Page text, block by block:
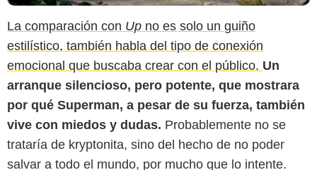
La comparación con Up no es solo un guiño
estilístico, también habla del tipo de conexión
emocional que buscaba crear con el público. Un
arranque silencioso, pero potente, que mostrara
por qué Superman, a pesar de su fuerza, también
vive con miedos y dudas. Probablemente no se
trataría de kryptonita, sino del hecho de no poder
salvar a todo el mundo, por mucho que lo intente.
Man of Steel